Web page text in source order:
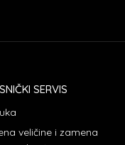
SERVIS
veličine i zamena